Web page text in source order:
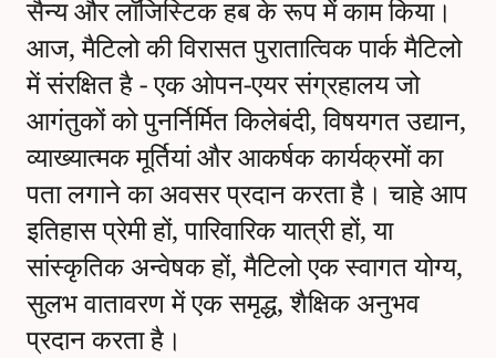
सैन्य और लॉजिस्टिक हब के रूप में काम किया।
आज, मैटिलो की विरासत पुरातात्विक पार्क मैटिलो
में संरक्षित है - एक ओपन-एयर संग्रहालय जो
आगंतुकों को पुनर्निर्मित किलेबंदी, विषयगत उद्यान,
व्याख्यात्मक मूर्तियां और आकर्षक कार्यक्रमों का
पता लगाने का अवसर प्रदान करता है। चाहे आप
इतिहास प्रेमी हों, पारिवारिक यात्री हों, या
सांस्कृतिक अन्वेषक हों, मैटिलो एक स्वागत योग्य,
सुलभ वातावरण में एक समृद्ध, शैक्षिक अनुभव
प्रदान करता है।